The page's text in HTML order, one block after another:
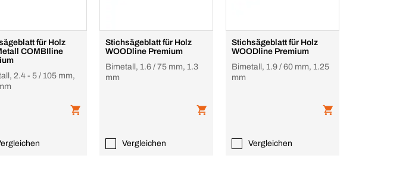
für Holz
2.4 - 5 / 105 mm,
Stichsägeblatt für Holz
WOODline Premium
Bimetall, 1.6 / 75 mm, 1.3
mm
Vergleichen
Stichsägeblatt für Holz
WOODline Premium
Bimetall, 1.9 / 60 mm, 1.25
mm
Vergleichen